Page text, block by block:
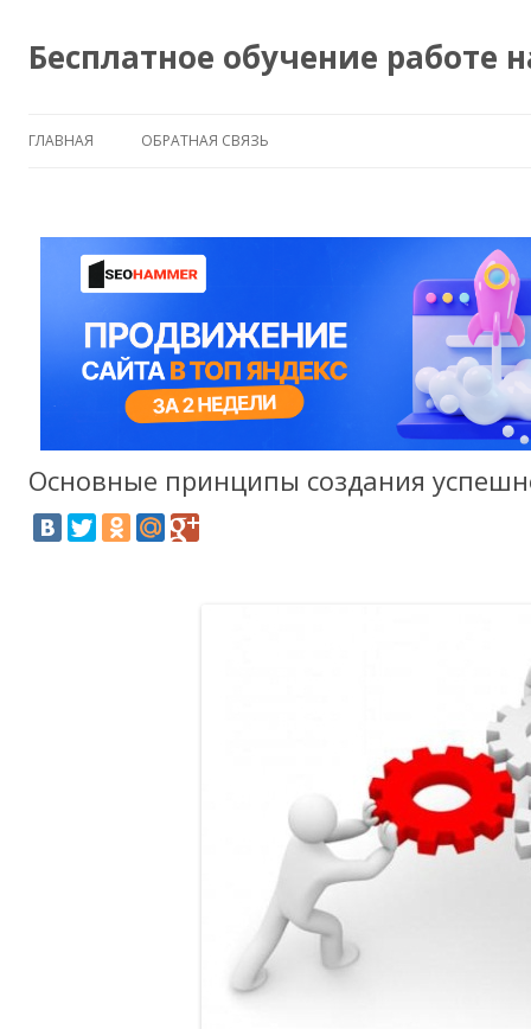
Бесплатное обучение работе
ГЛАВНАЯ ОБРАТНАЯ СВЯЗЬ
Основные принципы создания